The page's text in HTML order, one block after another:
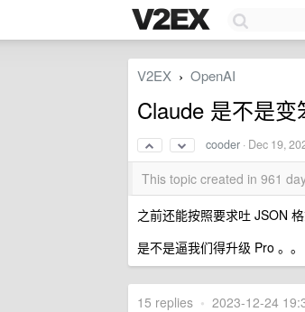
V2EX › OpenAI
Claude 是不是变
cooder · Dec 19,
This topic created in 961
之前还能按照要求吐 JSON
是不是逼我们得升级 Pro 。。
15 replies • 2023-12-24